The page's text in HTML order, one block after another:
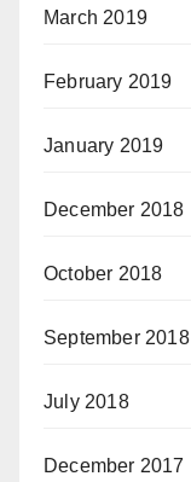
March 2019
February 2019
January 2019
December 2018
October 2018
September 2018
July 2018
December 2017